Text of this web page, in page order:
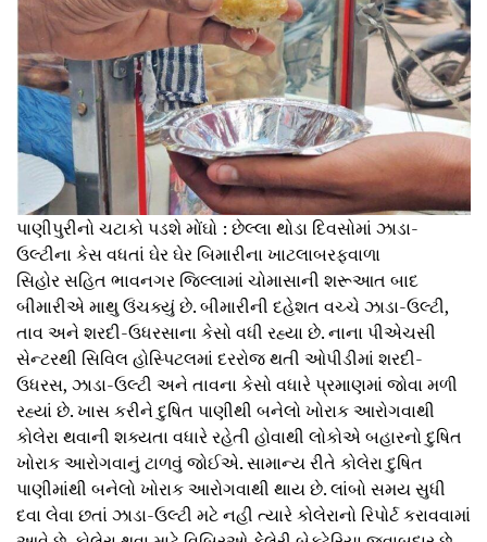
પાણીપુરીનો ચટાકો પડશે મોંઘો : છેલ્લા થોડા દિવસોમાં ઝાડા-
ઉલ્ટીના કેસ વધતાં ઘેર ઘેર બિમારીના ખાટલાબરફવાળા
સિહોર સહિત ભાવનગર જિલ્લામાં ચોમાસાની શરૂઆત બાદ
બીમારીએ માથુ ઉંચક્યું છે. બીમારીની દહેશત વચ્ચે ઝાડા-ઉલ્ટી,
તાવ અને શરદી-ઉધરસાના કેસો વધી રહ્યા છે. નાના પીએચસી
સેન્ટરથી સિવિલ હોસ્પિટલમાં દરરોજ થતી ઓપીડીમાં શરદી-
ઉધરસ, ઝાડા-ઉલ્ટી અને તાવના કેસો વધારે પ્રમાણમાં જોવા મળી
રહ્યાં છે. ખાસ કરીને દુષિત પાણીથી બનેલો ખોરાક આરોગવાથી
કોલેરા થવાની શક્યતા વધારે રહેતી હોવાથી લોકોએ બહારનો દુષિત
ખોરાક આરોગવાનું ટાળવું જોઈએ. સામાન્ય રીતે કોલેરા દુષિત
પાણીમાંથી બનેલો ખોરાક આરોગવાથી થાય છે. લાંબો સમય સુધી
દવા લેવા છતાં ઝાડા-ઉલ્ટી મટે નહી ત્યારે કોલેરાનો રિપોર્ટ કરાવવામાં